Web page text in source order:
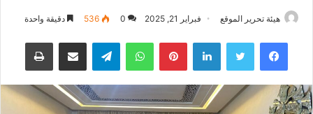
هيئة تحرير الموقع فبراير 21, 2025 0
536 دقيقة واحدة
فيسبوك تويتر لينكدإن بينتيريستواتساب تيلقرام مشاركة عبر البريد طباعة